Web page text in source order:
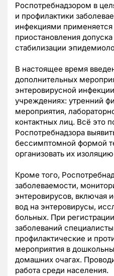
Роспотребнадзором в
и профилактики
инфекциями применяется
приостановления
стабилизации
В настоящее время
дополнительных
энтеровирусной
учреждениях: утренний
мероприятия,
контактных лиц. Всё это
Роспотребнадзора
бессимптомной формой
организовать их
Кроме того,
заболеваемости,
энтеровирусов, включая
вод на энтеровирусы,
больных. При
заболеваний
профилактические и
мероприятия в
домашних очагах.
работа среди населения.